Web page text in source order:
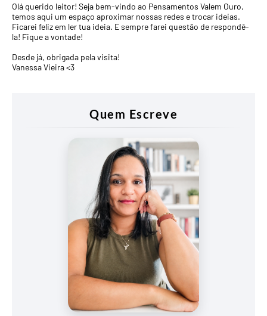
Olá querido leitor! Seja bem-vindo ao Pensamentos Valem Ouro,
temos aqui um espaço aproximar nossas redes e trocar ideias.
Ficarei feliz em ler tua ideia. E sempre farei questão de respondê-
la! Fique a vontade!
Desde já, obrigada pela visita!
Vanessa Vieira <3
Quem Escreve
Vanessa
Vieira